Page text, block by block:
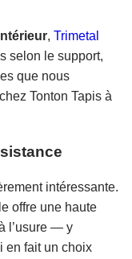
, Trimetal
selon le support,
que nous
Tonton Tapis à
intéressante.
offre une haute
l’usure — y
en fait un choix